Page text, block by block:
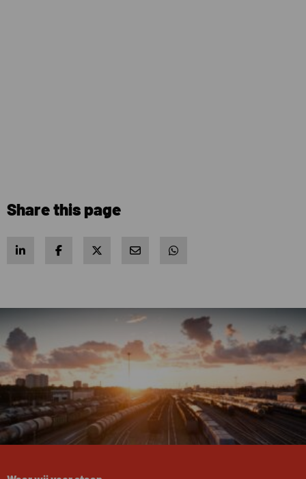
Share this page
Share on LinkedIn
Share on Facebook
Share on XShare via e-mailShare via WhatsApp